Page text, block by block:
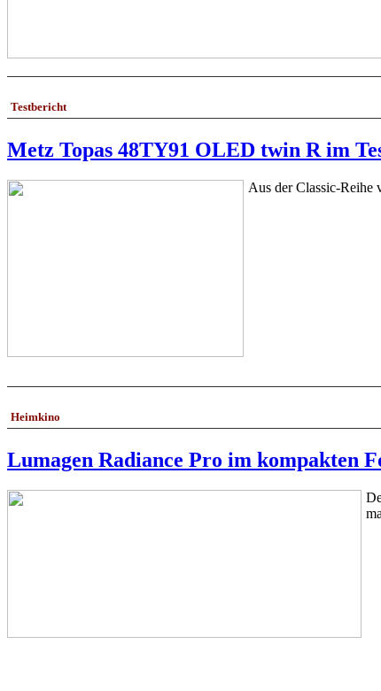
Testbericht
Metz Topas 48TY91 OLED twin R im
Aus der Classic-
Heimkino
Lumagen Radiance Pro im kompakten